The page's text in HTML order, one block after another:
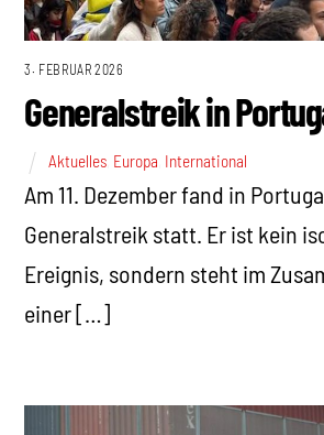
3. FEBRUAR 2026
Generalstreik in
Aktuelles Europa International
Am 11. Dezember fand in
Generalstreik statt. Er ist kein
Ereignis, sondern steht im
einer […]